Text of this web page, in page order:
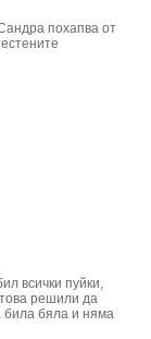
похапва от
всички пуйки,
решили да
била бяла и няма